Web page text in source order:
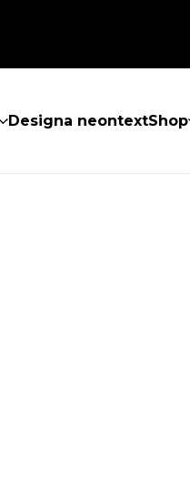
Designa neontextShop